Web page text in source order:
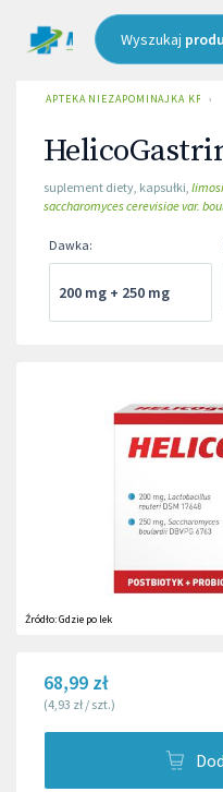
Wyszukaj
APTEKA NIEZAPOMINAJKA ›
suplement diety, kapsułki,
saccharomyces cerevisiae var.
Dawka:
200 mg + 250 mg
Źródło:Gdzie po lek
68,99 zł
(4,93 zł / szt.)